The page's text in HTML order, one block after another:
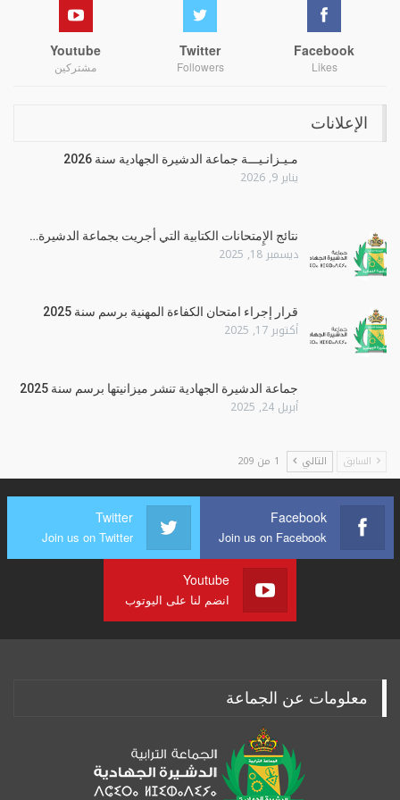
Facebook
Likes
Twitter
Followers
Youtube
مشتركين
الإعلانات
مـيـزانـيـــة جماعة الدشيرة الجهادية سنة 2026
يناير 9, 2026
نتائج الإِمتحانات الكتابية التي أجريت بجماعة الدشيرة…
ديسمبر 18, 2025
قرار إجراء امتحان الكفاءة المهنية برسم سنة 2025
أكتوبر 17, 2025
جماعة الدشيرة الجهادية تنشر ميزانيتها برسم سنة 2025
أبريل 24, 2025
السابق التالي 1 من 209
Facebook
Join us on Facebook
Twitter
Join us on Twitter
Youtube
انضم لنا على اليوتوب
معلومات عن الجماعة